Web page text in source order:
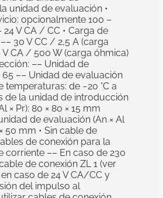
unidad de evaluación •
opcionalmente 100 –
24 V CA / CC • Carga de
30 V CC / 2,5 A (carga
V CA / 500 W (carga óhmica)
–– Unidad de
–– Unidad de evaluación
temperaturas: de −20 °C a
de la unidad de introducción
× Pr): 80 × 80 × 15 mm
de evaluación (An × Al
50 mm • Sin cable de
de conexión para la
corriente –– En caso de 230
de conexión ZL 1 (ver
caso de 24 V CA/CC y
del impulso al